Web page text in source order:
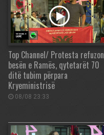
Top Channel/ Protesta refuzon
besën e Ramës, qytetarët 70
ditë tubim përpara
Kryeministrisë
08/08 23:33